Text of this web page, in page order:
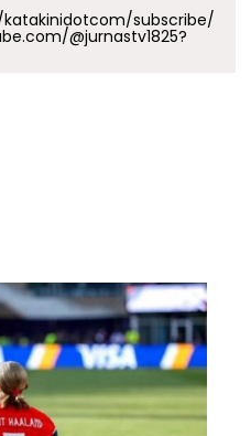
subscribe/
@jurnastv1825?